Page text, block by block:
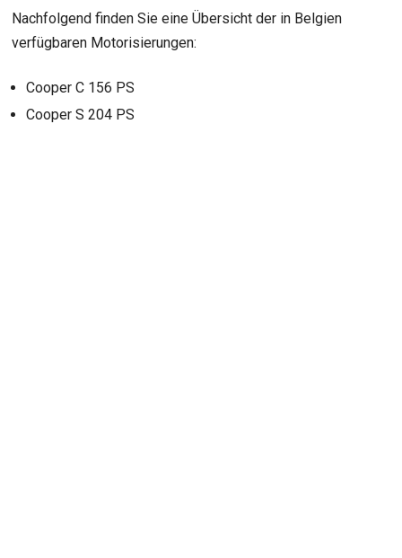
Nachfolgend finden Sie eine Übersicht der in Belgien
verfügbaren Motorisierungen:
Cooper C 156 PS
Cooper S 204 PS